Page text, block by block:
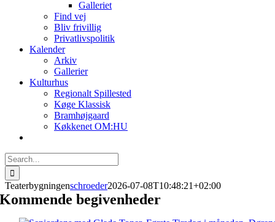
Galleriet
Find vej
Bliv frivillig
Privatlivspolitik
Kalender
Arkiv
Gallerier
Kulturhus
Regionalt Spillested
Køge Klassisk
Bramhøjgaard
Køkkenet OM:HU
Search
for:
Teaterbygningenschroeder2026-07-08T10:48:21+02:00
Kommende begivenheder